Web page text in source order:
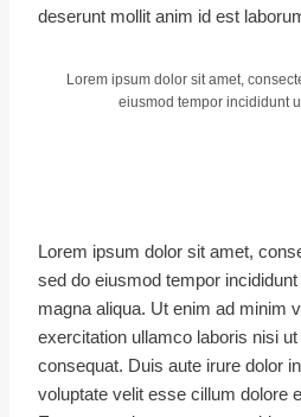
deserunt mollit anim id est
Lorem ipsum dolor sit amet,
eiusmod tempor incididunt
Lorem ipsum dolor sit amet,
sed do eiusmod tempor
magna aliqua. Ut enim ad minim
exercitation ullamco laboris nisi
consequat. Duis aute irure dolor
voluptate velit esse cillum dolore